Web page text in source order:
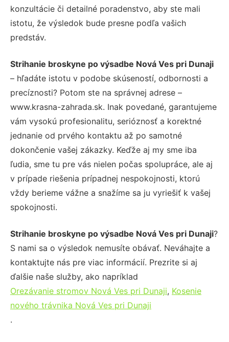
konzultácie či detailné poradenstvo, aby ste mali
istotu, že výsledok bude presne podľa vašich
predstáv.
Strihanie broskyne po výsadbe Nová Ves pri Dunaji
– hľadáte istotu v podobe skúseností, odbornosti a
precíznosti? Potom ste na správnej adrese –
www.krasna-zahrada.sk. Inak povedané, garantujeme
vám vysokú profesionalitu, serióznosť a korektné
jednanie od prvého kontaktu až po samotné
dokončenie vašej zákazky. Keďže aj my sme iba
ľudia, sme tu pre vás nielen počas spolupráce, ale aj
v prípade riešenia prípadnej nespokojnosti, ktorú
vždy berieme vážne a snažíme sa ju vyriešiť k vašej
spokojnosti.
Strihanie broskyne po výsadbe Nová Ves pri Dunaji?
S nami sa o výsledok nemusíte obávať. Neváhajte a
kontaktujte nás pre viac informácií. Prezrite si aj
ďalšie naše služby, ako napríklad
Orezávanie stromov Nová Ves pri Dunaji, Kosenie
nového trávnika Nová Ves pri Dunaji
.